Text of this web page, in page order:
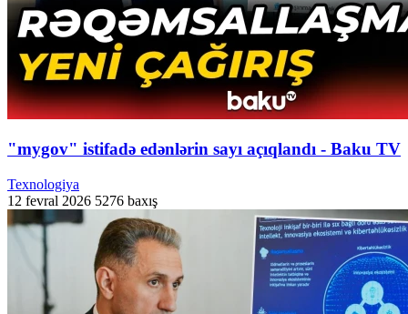
"mygov" istifadə edənlərin sayı açıqlandı - Baku TV
Texnologiya
12 fevral 2026 5276 baxış